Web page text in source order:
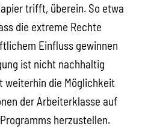
trifft, überein. So etwa
die extreme Rechte
Einfluss gewinnen
ist nicht nachhaltig
weiterhin die Möglichkeit
der Arbeiterklasse auf
herzustellen.